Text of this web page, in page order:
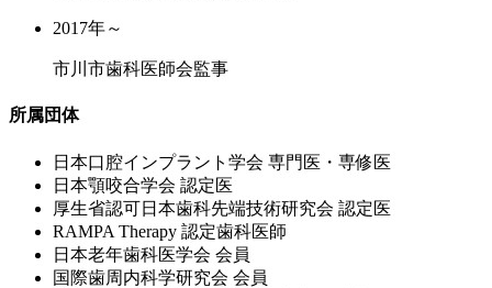
2017年～
市川市歯科医師会監事
所属団体
⽇本⼝腔インプラント学会 専⾨医・専修医
⽇本顎咬合学会 認定医
厚⽣省認可⽇本⻭科先端技術研究会 認定医
RAMPA Therapy 認定⻭科医師
⽇本⽼年⻭科医学会 会員
国際⻭周内科学研究会 会員